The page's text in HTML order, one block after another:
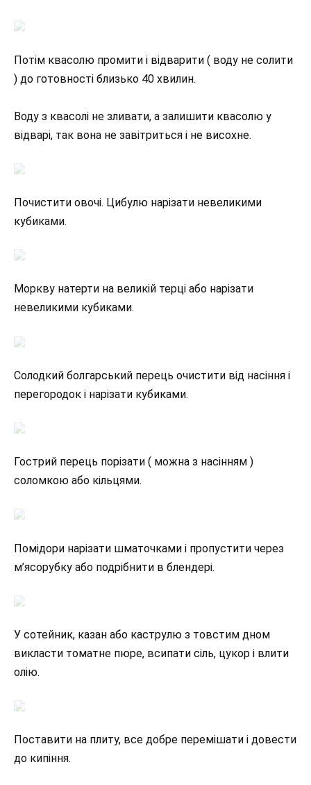
Потім квасолю промити і відварити ( воду не солити
) до готовності близько 40 хвилин.
Воду з квасолі не зливати, а залишити квасолю у
відварі, так вона не завітриться і не висохне.
Почистити овочі. Цибулю нарізати невеликими
кубиками.
Моркву натерти на великій терці або нарізати
невеликими кубиками.
Солодкий болгарський перець очистити від насіння і
перегородок і нарізати кубиками.
Гострий перець порізати ( можна з насінням )
соломкою або кільцями.
Помідори нарізати шматочками і пропустити через
м’ясорубку або подрібнити в блендері.
У сотейник, казан або каструлю з товстим дном
викласти томатне пюре, всипати сіль, цукор і влити
олію.
Поставити на плиту, все добре перемішати і довести
до кипіння.